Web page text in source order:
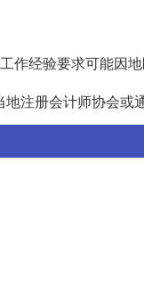
作经验要求可能因地
注册会计师协会或